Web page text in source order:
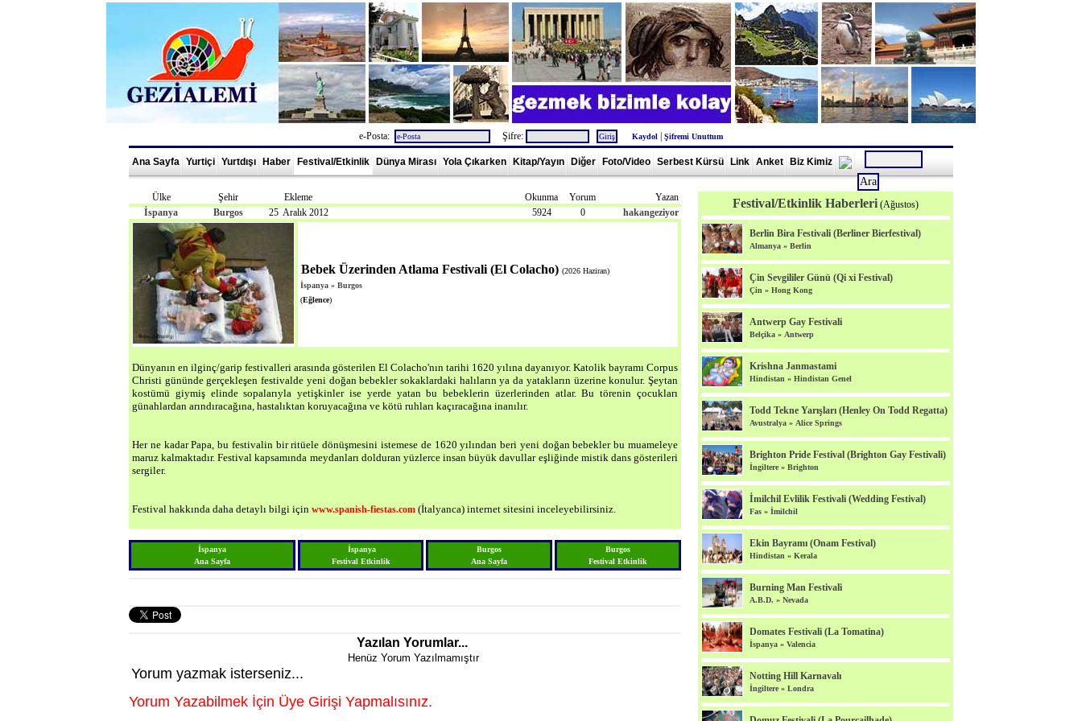
e-Posta: Şifre: Kaydol Şifremi Unuttum
Ana Sayfa Yurtiçi Yurtdışı Haber Festival/Etkinlik Dünya Mirası Yola Çıkarken Kitap/Yayın Diğer Foto/Video Serbest Kürsü Link Anket Biz Kimiz
Ülke Şehir Ekleme Okunma Yorum
Yazan
İspanya
Burgos 25 Aralık 2012 5924 0 hakangeziyor
Bebek Üzerinden Atlama Festivali (El Colacho) (2026 Haziran)
İspanya » Burgos
(Eğlence)
Dünyanın en ilginç/garip festivalleri arasında gösterilen El Colacho'nın tarihi 1620 yılına dayanıyor. Katolik bayramı Corpus
Christi gününde gerçekleşen festivalde yeni doğan bebekler sokaklardaki halıların ya da yatakların üzerine konulur. Şeytan
kostümü giymiş elinde sopalarıyla yetişkinler ise yerde yatan bu bebeklerin üzerlerinden atlar. Bu törenin çocukları
günahlardan arındıracağına, hastalıktan koruyacağına ve kötü ruhları kaçıracağına inanılır.
Her ne kadar Papa, bu festivalin bir ritüele dönüşmesini istemese de 1620 yılından beri yeni doğan bebekler bu muameleye
maruz kalmaktadır. Festival kapsamında meydanları dolduran yüzlerce insan büyük davullar eşliğinde mistik dans gösterileri
sergiler.
Festival hakkında daha detaylı bilgi için www.spanish-fiestas.com (İtalyanca) internet sitesini inceleyebilirsiniz.
İspanya
Ana Sayfa
İspanya
Festival Etkinlik
Burgos
Ana Sayfa
Burgos
Festival Etkinlik
Yazılan Yorumlar...
Henüz Yorum Yazılmamıştır
Yorum yazmak isterseniz...
Yorum Yazabilmek İçin Üye Girişi Yapmalısınız.
Festival/Etkinlik Haberleri (Ağustos)
Berlin Bira Festivali (Berliner Bierfestival)
Almanya » Berlin
Çin Sevgililer Günü (Qi xi Festival)
Çin » Hong Kong
Antwerp Gay Festivali
Belçika » Antwerp
Krishna Janmastami
Hindistan » Hindistan Genel
Todd Tekne Yarışları (Henley On Todd Regatta)
Avustralya » Alice Springs
Brighton Pride Festival (Brighton Gay Festivali)
İngiltere » Brighton
İmilchil Evlilik Festivali (Wedding Festival)
Fas » İmilchil
Ekin Bayramı (Onam Festival)
Hindistan » Kerala
Burning Man Festivali
A.B.D. » Nevada
Domates Festivali (La Tomatina)
İspanya » Valencia
Notting Hill Karnavalı
İngiltere » Londra